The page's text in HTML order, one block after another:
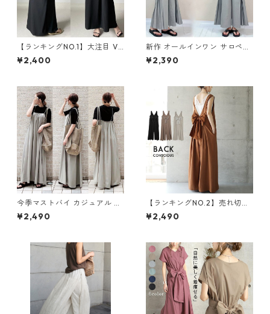
【ランキングNO.1】大注目 V
ネック ノースリーブ ワンピー
ス m-738
¥2,400
新作 オールインワン サロペッ
トパンツ m-462
¥2,390
今季マストバイ カジュアル ゆ
ったりキャミワンピース m-4
65
¥2,490
【ランキングNO.2】売れ切れ
必至 バックリボン4色展開 オ
ールインワン m-385
¥2,490